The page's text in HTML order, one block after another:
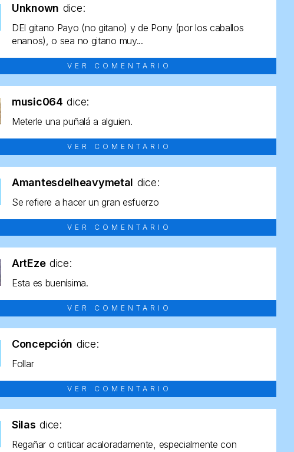
Unknown dice:
DEl gitano Payo (no gitano) y de Pony (por los caballos
enanos), o sea no gitano muy...
VER COMENTARIO
music064 dice:
Meterle una puñalá a alguien.
VER COMENTARIO
Amantesdelheavymetal dice:
Se refiere a hacer un gran esfuerzo
VER COMENTARIO
ArtEze dice:
Esta es buenísima.
VER COMENTARIO
Concepción dice:
Follar
VER COMENTARIO
Silas dice:
Regañar o criticar acaloradamente, especialmente con